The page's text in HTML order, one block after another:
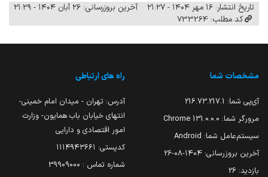
تاریخ انتشار: ۱۶ مهر ۱۴۰۴ - ۲۱:۲۷
آخرین بروزرسانی: ۲۶ آبان ۱۴۰۴ - ۲۱:۲۹
کد مطلب: 733264
مشخصات شما
آی‌پی شما: 216.73.217.1
مرورگر شما: 131.0.0.0 Chrome
سیستم‌عامل شما: Android
آخرین بروزرسانی: ۱۴۰۴-۰۸-۲۶
بازدید: 26
راه های ارتباطی
آدرس: تهران - میدان امام خمینی-
انتهای خیابان باب همایون- وزارت
امور اقتصادی و دارایی
کدپستی: ۱۱۱۴۹۴۳۶۶۱
شماره تماس : 39909000